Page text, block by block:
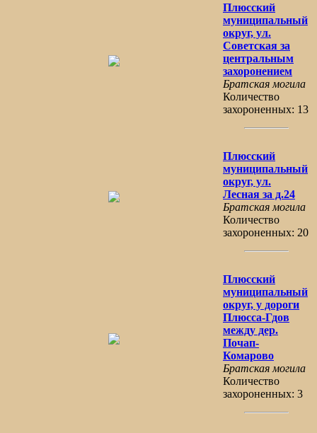
Плюсский
муниципальный
округ, ул.
Советская за
центральным
захоронением
Братская могила
Количество
захороненных: 13
Плюсский
муниципальный
округ, ул.
Лесная за д.24
Братская могила
Количество
захороненных: 20
Плюсский
муниципальный
округ, у дороги
Плюсса-Гдов
между дер.
Почап-
Комарово
Братская могила
Количество
захороненных: 3